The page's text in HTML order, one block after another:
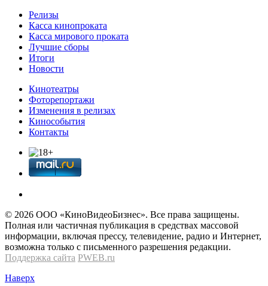
Релизы
Касса кинопроката
Касса мирового проката
Лучшие сборы
Итоги
Новости
Кинотеатры
Фоторепортажи
Изменения в релизах
Кинособытия
Контакты
© 2026 OOО «КиноВидеоБизнес». Все права защищены.
Полная или частичная публикация в средствах массовой
информации, включая прессу, телевидение, радио и Интернет,
возможна только с письменного разрешения редакции.
Поддержка сайта PWEB.ru
Наверх